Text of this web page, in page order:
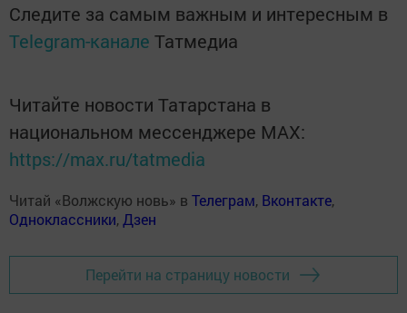
Следите за самым важным и интересным в
Telegram-канале Татмедиа
Читайте новости Татарстана в
национальном мессенджере MАХ:
https://max.ru/tatmedia
Читай «Волжскую новь» в Телеграм, Вконтакте,
Одноклассники, Дзен
Перейти на страницу новости